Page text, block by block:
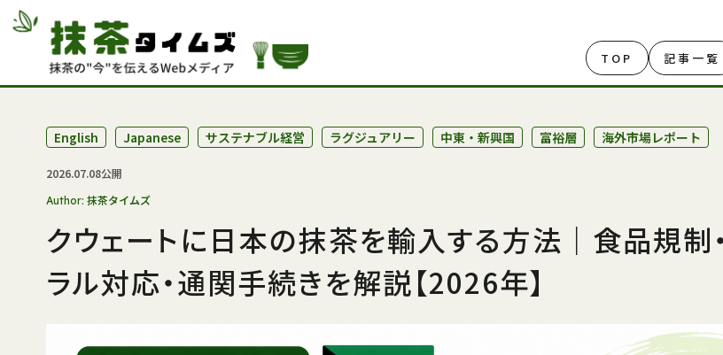
TOP 記事一覧
English Japanese サステナブル経営 ラグジュアリー 中東・新興国 富裕層 海外市場レポート
2026.07.08公開
Author: 抹茶タイムズ
クウェートに日本の抹茶を輸入する方法｜食品規制
ラル対応・通関手続きを解説【2026年】